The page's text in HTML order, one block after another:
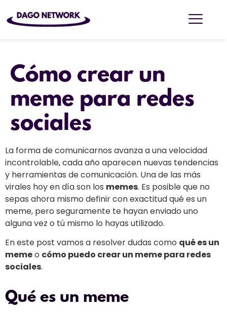
Cómo crear un
meme para redes
sociales
La forma de comunicarnos avanza a una velocidad
incontrolable, cada año aparecen nuevas tendencias
y herramientas de comunicación. Una de las más
virales hoy en día son los memes. Es posible que no
sepas ahora mismo definir con exactitud qué es un
meme, pero seguramente te hayan enviado uno
alguna vez o tú mismo lo hayas utilizado.
En este post vamos a resolver dudas como qué es un
memeo cómo puedo crear un meme para redes
sociales.
Qué es un meme